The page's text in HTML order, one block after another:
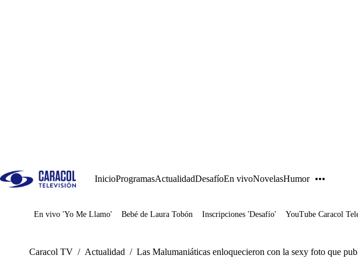
InicioProgramasActualidadDesafíoEn vivoNovelasHumor
Juegos
En vivo 'Yo Me Llamo' Bebé de Laura Tobón Inscripciones 'Desafío' YouTube Caracol
Caracol TV / Actualidad / Las Malumaniáticas enloquecieron con la sexy foto que